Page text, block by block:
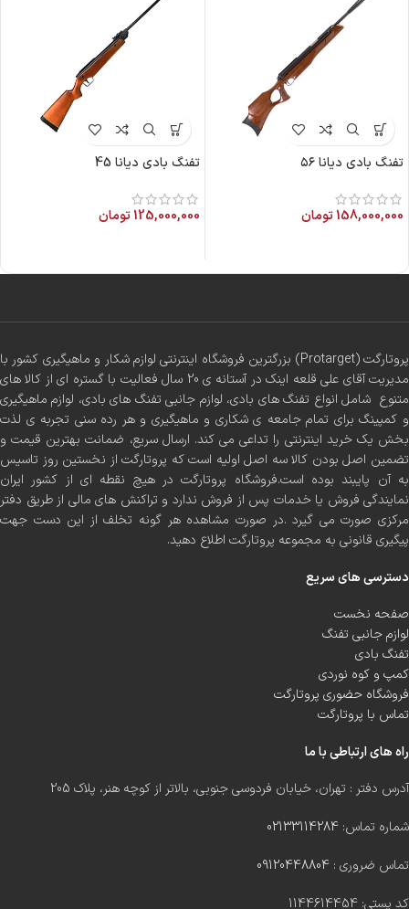
تفنگ بادی دیانا ۵۶
158,000,000تومان
تفنگ بادی دیانا 45
125,000,000تومان
پروتارگت (Protarget) بزرگترین فروشگاه اینترنتی لوازم شکار و ماهیگیری کشور با
مدیریت آقای علی قلعه اینک در آستانه ی 20 سال فعالیت با گستره ای از کالا های
متنوع شامل انواع تفنگ های بادی، لوازم جانبی تفنگ های بادی، لوازم ماهیگیری
و کمپینگ برای تمام جامعه ی شکاری و ماهیگیری و هر رده سنی تجربه ی لذت
بخش یک خرید اینترنتی را تداعی می کند. ارسال سریع، ضمانت بهترین قیمت و
تضمین اصل بودن کالا سه اصل اولیه است که پروتارگت از نخستین روز تاسیس
به آن پایبند بوده است.فروشگاه پروتارگت در هیچ نقطه ای از کشور ایران
نمایندگی فروش یا خدمات پس از فروش ندارد و تراکنش های مالی از طریق دفتر
مرکزی صورت می گیرد .در صورت مشاهده هر گونه تخلف از این دست جهت
پیگیری قانونی به مجموعه پروتارگت اطلاع دهید.
دسترسی های سریع
صفحه نخست
لوازم جانبی تفنگ
تفنگ بادی
کمپ و کوه نوردی
فروشگاه حضوری پروتارگت
تماس با پروتارگت
راه های ارتباطی با ما
آدرس دفتر : تهران، خیابان فردوسی جنوبی، بالاتر از کوچه هنر، پلاک 205
شماره تماس: 02133114284
تماس ضروری : 09120448804
کد پستی: 1144614454